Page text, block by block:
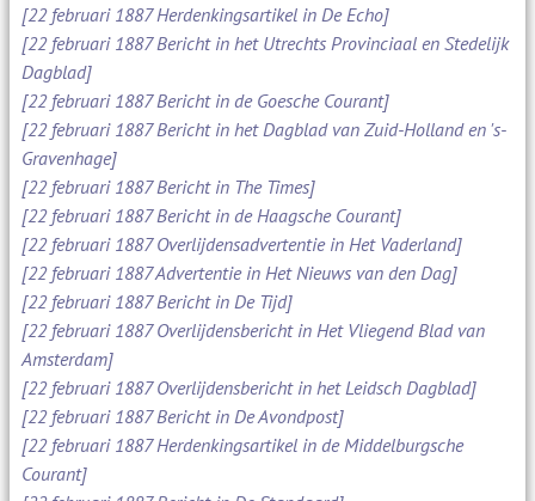
[22 februari 1887 Herdenkingsartikel in De Echo]
[22 februari 1887 Bericht in het Utrechts Provinciaal en Stedelijk
Dagblad]
[22 februari 1887 Bericht in de Goesche Courant]
[22 februari 1887 Bericht in het Dagblad van Zuid-Holland en 's-
Gravenhage]
[22 februari 1887 Bericht in The Times]
[22 februari 1887 Bericht in de Haagsche Courant]
[22 februari 1887 Overlijdensadvertentie in Het Vaderland]
[22 februari 1887 Advertentie in Het Nieuws van den Dag]
[22 februari 1887 Bericht in De Tijd]
[22 februari 1887 Overlijdensbericht in Het Vliegend Blad van
Amsterdam]
[22 februari 1887 Overlijdensbericht in het Leidsch Dagblad]
[22 februari 1887 Bericht in De Avondpost]
[22 februari 1887 Herdenkingsartikel in de Middelburgsche
Courant]